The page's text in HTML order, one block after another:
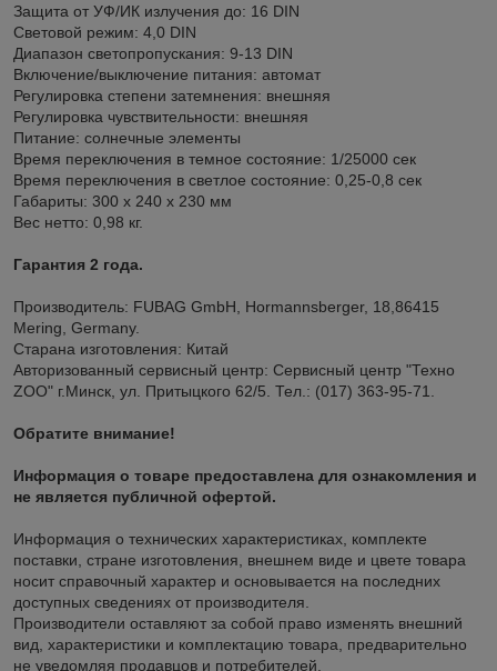
Защита от УФ/ИК излучения до: 16 DIN
Световой режим: 4,0 DIN
Диапазон светопропускания: 9-13 DIN
Включение/выключение питания: автомат
Регулировка степени затемнения: внешняя
Регулировка чувствительности: внешняя
Питание: солнечные элементы
Время переключения в темное состояние: 1/25000 сек
Время переключения в светлое состояние: 0,25-0,8 сек
Габариты: 300 x 240 x 230 мм
Вес нетто: 0,98 кг.
Гарантия 2 года.
Производитель: FUBAG GmbH, Hormannsberger, 18,86415
Mering, Germany.
Старана изготовления: Китай
Авторизованный сервисный центр: Сервисный центр "Техно
ZOO" г.Минск, ул. Притыцкого 62/5. Тел.: (017) 363-95-71.
Обратите внимание!
Информация о товаре предоставлена для ознакомления и
не является публичной офертой.
Информация о технических характеристиках, комплекте
поставки, стране изготовления, внешнем виде и цвете товара
носит справочный характер и основывается на последних
доступных сведениях от производителя.
Производители оставляют за собой право изменять внешний
вид, характеристики и комплектацию товара, предварительно
не уведомляя продавцов и потребителей.